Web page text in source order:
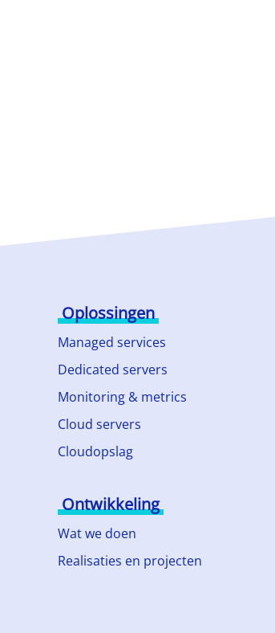
Oplossingen
Managed services
Dedicated servers
Monitoring & metrics
Cloud servers
Cloudopslag
Ontwikkeling
Wat we doen
Realisaties en projecten